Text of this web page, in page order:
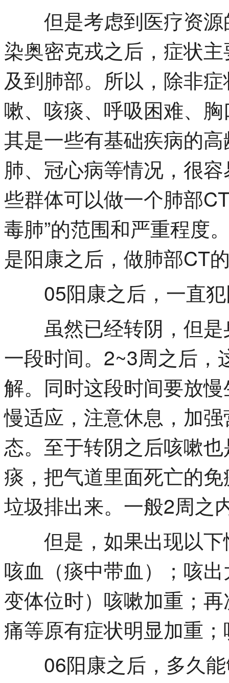
但是考虑到医疗资源
染奥密克戎之后，症状
及到肺部。所以，除非
嗽、咳痰、呼吸困难、
其是一些有基础疾病的
肺、冠心病等情况，很
些群体可以做一个肺部
毒肺”的范围和严重程度
是阳康之后，做肺部CT
05阳康之后，一直
虽然已经转阴，但是
一段时间。2~3周之后，
解。同时这段时间要放
慢适应，注意休息，加
态。至于转阴之后咳嗽
痰，把气道里面死亡的
垃圾排出来。一般2周之
但是，如果出现以下
咳血（痰中带血）；咳
变体位时）咳嗽加重；
痛等原有症状明显加重
06阳康之后，多久